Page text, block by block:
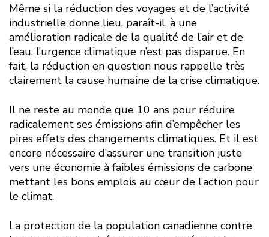
Même si la réduction des voyages et de l’activité
industrielle donne lieu, paraît-il, à une
amélioration radicale de la qualité de l’air et de
l’eau, l’urgence climatique n’est pas disparue. En
fait, la réduction en question nous rappelle très
clairement la cause humaine de la crise climatique.
Il ne reste au monde que 10 ans pour réduire
radicalement ses émissions afin d’empêcher les
pires effets des changements climatiques. Et il est
encore nécessaire d’assurer une transition juste
vers une économie à faibles émissions de carbone
mettant les bons emplois au cœur de l’action pour
le climat.
La protection de la population canadienne contre